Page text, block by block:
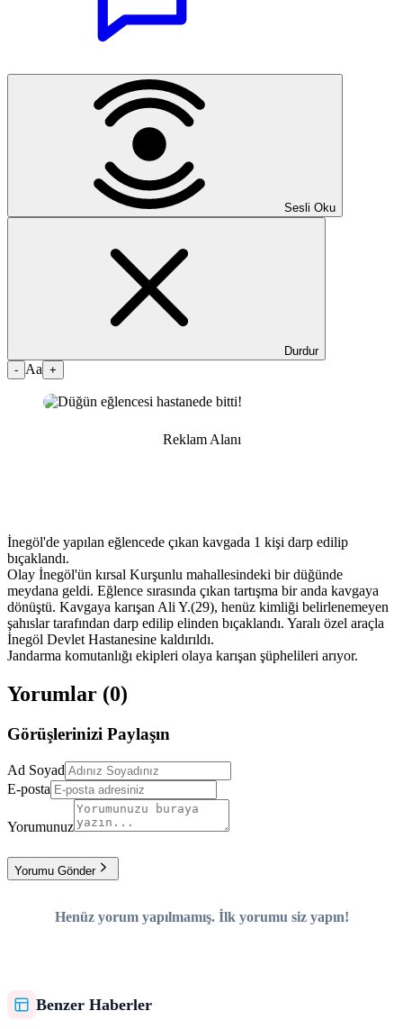
Sesli Oku
Durdur
- Aa +
Reklam Alanı
İnegöl'de yapılan eğlencede çıkan kavgada 1 kişi darp edilip
bıçaklandı.
Olay İnegöl'ün kırsal Kurşunlu mahallesindeki bir düğünde
meydana geldi. Eğlence sırasında çıkan tartışma bir anda kavgaya
dönüştü. Kavgaya karışan Ali Y.(29), henüz kimliği belirlenemeyen
şahıslar tarafından darp edilip elinden bıçaklandı. Yaralı özel araçla
İnegöl Devlet Hastanesine kaldırıldı.
Jandarma komutanlığı ekipleri olaya karışan şüphelileri arıyor.
Yorumlar (0)
Görüşlerinizi Paylaşın
Ad Soyad
E-posta
Yorumunuz
Yorumu Gönder
Henüz yorum yapılmamış. İlk yorumu siz yapın!
Benzer Haberler